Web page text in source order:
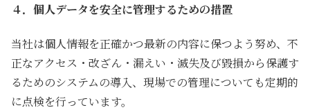
４．個人データを安全に管理するための措置
当社は個人情報を正確かつ最新の内容に保つよう努め、不
正なアクセス・改ざん・漏えい・滅失及び毀損から保護す
るためのシステムの導入、現場での管理についても定期的
に点検を行っています。